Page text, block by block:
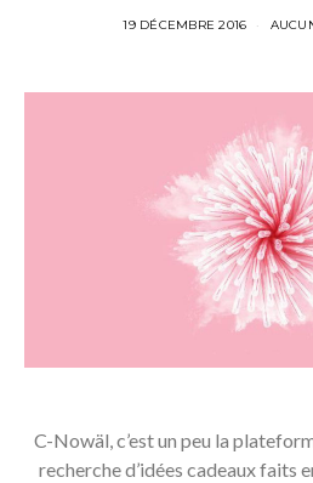
19 DÉCEMBRE 2016
C-Nowäl, c’est un peu la
recherche d’idées cadeaux faits